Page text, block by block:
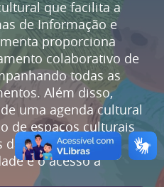
que facilita a
de Informação e
proporciona
colaborativo de
todas as
Além disso,
uma agenda cultural
de espaços culturais
da cidade,
e o acesso à